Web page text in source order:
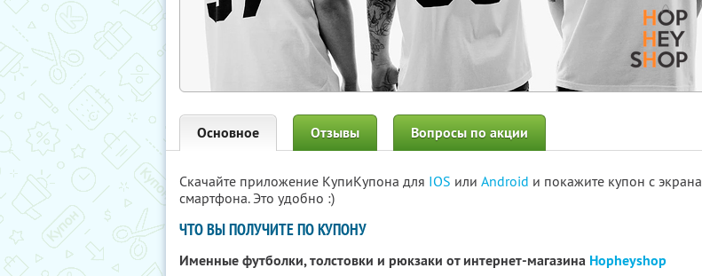
Основное Отзывы Вопросы по акции
Скачайте приложение КупиКупона для IOS или Android и покажите купон с экрана
смартфона. Это удобно :)
ЧТО ВЫ ПОЛУЧИТЕ ПО КУПОНУ
Именные футболки, толстовки и рюкзаки от интернет-магазина Hopheyshop